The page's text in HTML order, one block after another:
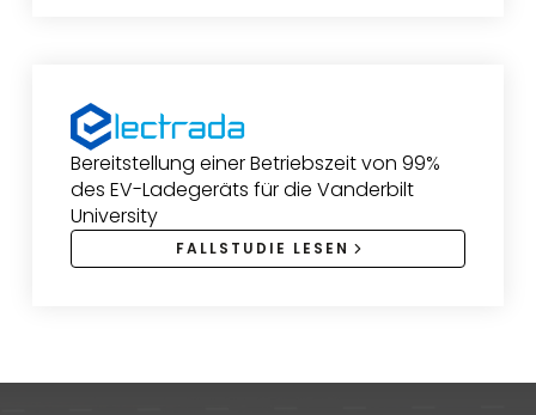
Bereitstellung einer Betriebszeit von 99%
des EV-Ladegeräts für die Vanderbilt
University
FALLSTUDIE LESEN